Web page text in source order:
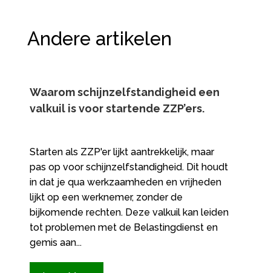
Andere artikelen
Waarom schijnzelfstandigheid een
valkuil is voor startende ZZP’ers.​
Starten als ZZP'er lijkt aantrekkelijk, maar
pas op voor schijnzelfstandigheid. Dit houdt
in dat je qua werkzaamheden en vrijheden
lijkt op een werknemer, zonder de
bijkomende rechten. Deze valkuil kan leiden
tot problemen met de Belastingdienst en
gemis aan...